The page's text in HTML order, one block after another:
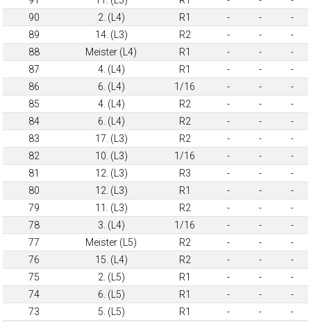
90
2. (L4) R1 - -
-
89
14. (L3) R2 - -
-
88
Meister (L4) R1 - -
-
87
4. (L4) R1 - -
-
86
6. (L4) 1/16 - -
-
85
4. (L4) R2 - -
-
84
6. (L4) R2 - -
-
83
17. (L3) R2 - -
-
82
10. (L3) 1/16 - -
-
81
12. (L3) R3 - -
-
80
12. (L3) R1 - -
-
79
11. (L3) R2 - -
-
78
3. (L4) 1/16 - -
-
77
Meister (L5) R2 - -
-
76
15. (L4) R2 - -
-
75
2. (L5) R1 - -
-
74
6. (L5) R1 - -
-
73
5. (L5) R1 - -
-